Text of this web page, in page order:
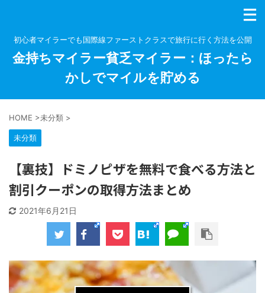
初心者マイラーでも国際線ファーストクラスで旅行に行く方法を公開
金持ちマイラー貧乏マイラー：ほったら
かしでマイルを貯める
HOME >未分類 >
未分類
【裏技】ドミノピザを無料で食べる方法と
割引クーポンの取得方法まとめ
2021年6月21日